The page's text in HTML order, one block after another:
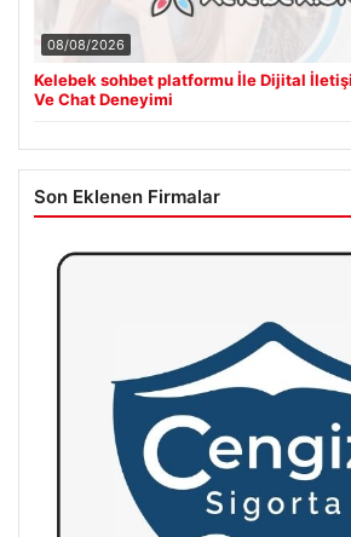
08/08/2026
Kelebek sohbet platformu İle Dijital
Ve Chat Deneyimi
Son Eklenen Firmalar